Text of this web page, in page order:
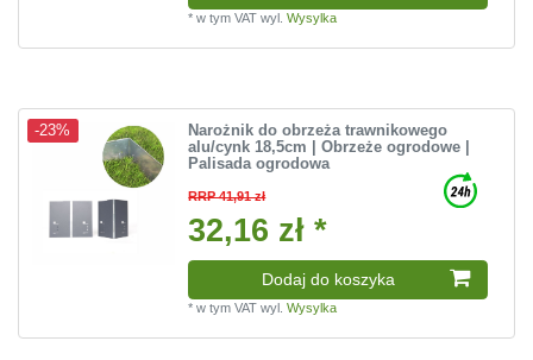
*w tym VAT wyl.Wysylka
-23%
Narożnik do obrzeża trawnikowego
alu/cynk 18,5cm | Obrzeże ogrodowe |
Palisada ogrodowa
RRP 41,91 zł
32,16 zł *
Dodaj do koszyka
*w tym VAT wyl.Wysylka